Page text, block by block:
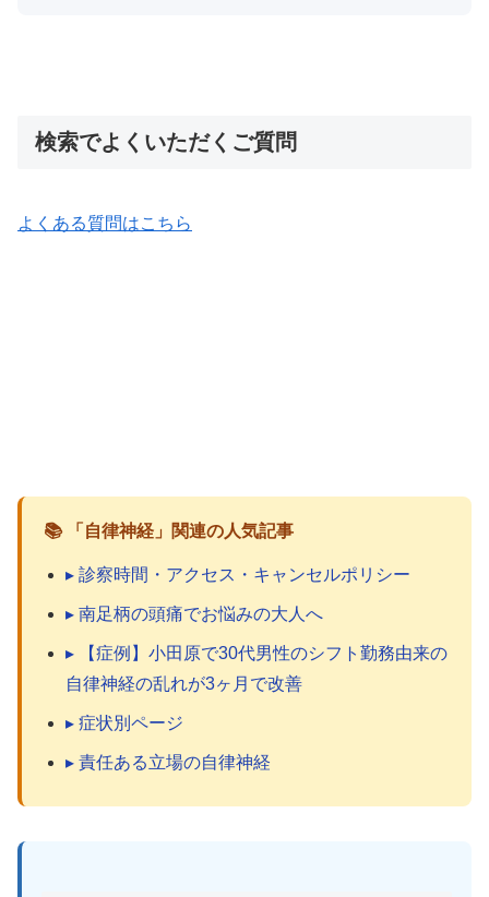
検索でよくいただくご質問
よくある質問はこちら
📚 「自律神経」関連の人気記事
▸ 診察時間・アクセス・キャンセルポリシー
▸ 南足柄の頭痛でお悩みの大人へ
▸ 【症例】小田原で30代男性のシフト勤務由来の
自律神経の乱れが3ヶ月で改善
▸ 症状別ページ
▸ 責任ある立場の自律神経